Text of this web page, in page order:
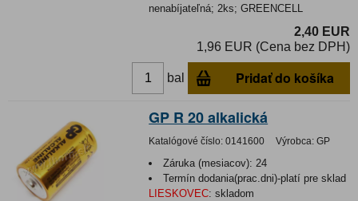
nenabíjateľná; 2ks; GREENCELL
2,40 EUR
1,96 EUR (Cena bez DPH)
bal Pridať do košíka
GP R 20 alkalická
Katalógové číslo: 0141600 Výrobca: GP
Záruka (mesiacov): 24
Termín dodania(prac.dni)-platí pre sklad
LIESKOVEC: skladom